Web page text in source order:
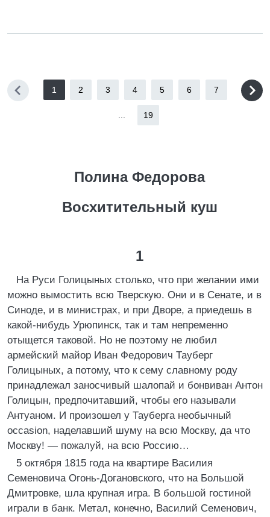
1 2 3 4 5 6 7
19
Полина Федорова
Восхитительный куш
1
На Руси Голицыных столько, что при желании ими
можно вымостить всю Тверскую. Они и в Сенате, и в
Синоде, и в министрах, и при Дворе, а приедешь в
какой-нибудь Урюпинск, так и там непременно
отыщется таковой. Но не поэтому не любил
армейский майор Иван Федорович Тауберг
Голицыных, а потому, что к сему славному роду
принадлежал заносчивый шалопай и бонвиван Антон
Голицын, предпочитавший, чтобы его называли
Антуаном. И произошел у Тауберга необычный
occasion, наделавший шуму на всю Москву, да что
Москву! — пожалуй, на всю Россию…
5 октября 1815 года на квартире Василия
Семеновича Огонь-Догановского, что на Большой
Дмитровке, шла крупная игра. В большой гостиной
играли в банк. Метал, конечно, Василий Семенович,